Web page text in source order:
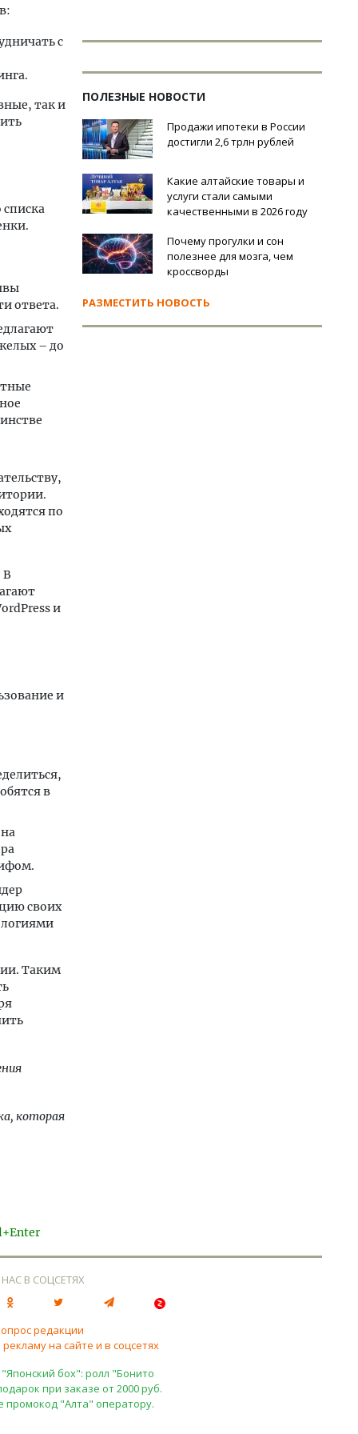
с
так и
ответа.
– до
по
В
и
и
в
своих
Таким
которая
ПОЛЕЗНЫЕ НОВОСТИ
Продажи ипотеки в России
достигли 2,6 трлн рублей
Какие алтайские товары и
услуги стали самыми
качественными в 2026 году
Почему прогулки и сон
полезнее для мозга, чем
кроссворды
РАЗМЕСТИТЬ НОВОСТЬ
В СОЦСЕТЯХ
редакции
на сайте и в соцсетях
бох": ролл "Бонито
при заказе от 2000 руб.
промокод "Алта" оператору.